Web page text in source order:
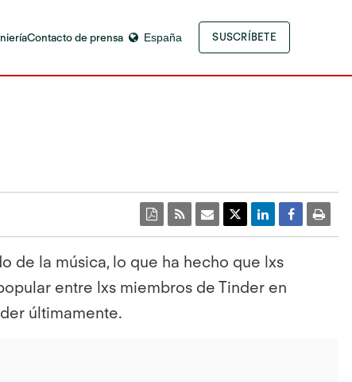
Contacto de prensa España SUSCRÍBETE
de la música, lo que ha hecho que lxs
entre lxs miembros de Tinder en
últimamente.